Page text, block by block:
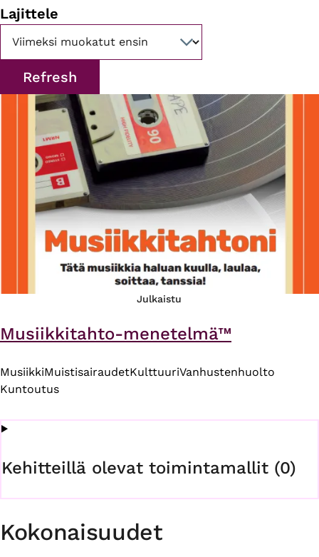
Lajittele
Julkaistu
Musiikkitahto-menetelmä™
MusiikkiMuistisairaudetKulttuuriVanhustenhuolto
Kuntoutus
Kehitteillä olevat toimintamallit (0)
Kokonaisuudet